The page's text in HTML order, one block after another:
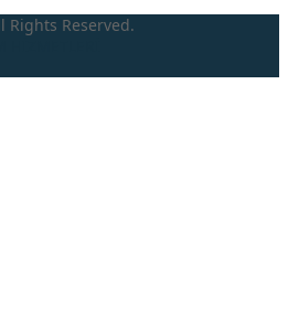
Rights Reserved.